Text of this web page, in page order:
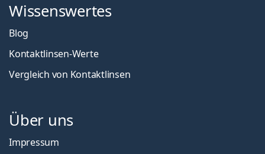
Wissenswertes
Blog
Kontaktlinsen-Werte
Vergleich von Kontaktlinsen
Über uns
Impressum